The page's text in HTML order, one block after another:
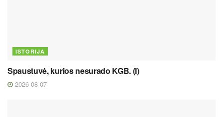
ISTORIJA
Spaustuvė, kurios nesurado KGB. (I)
2026 08 07